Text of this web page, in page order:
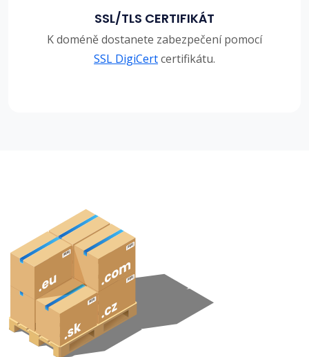
SSL/TLS CERTIFIKÁT
K doméně dostanete zabezpečení pomocí
SSL DigiCertcertifikátu.